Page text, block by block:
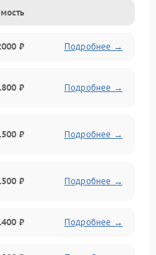
₽ Подробнее →
₽ Подробнее →
₽ Подробнее →
₽ Подробнее →
₽ Подробнее →